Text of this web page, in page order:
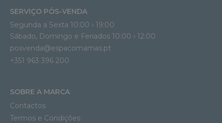
SERVIÇO PÓS-VENDA
Segunda a Sexta 10:00 › 19:00
Sábado, Domingo e Feriados 10:00 › 12:00
posvenda@espacomamas.pt
+351 963 396 200
SOBRE A MARCA
Contactos
Termos e Condições